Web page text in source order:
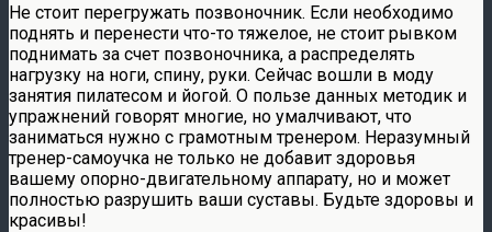
Не стоит перегружать позвоночник. Если необходимо
поднять и перенести что-то тяжелое, не стоит рывком
поднимать за счет позвоночника, а распределять
нагрузку на ноги, спину, руки. Сейчас вошли в моду
занятия пилатесом и йогой. О пользе данных методик и
упражнений говорят многие, но умалчивают, что
заниматься нужно с грамотным тренером. Неразумный
тренер-самоучка не только не добавит здоровья
вашему опорно-двигательному аппарату, но и может
полностью разрушить ваши суставы. Будьте здоровы и
красивы!